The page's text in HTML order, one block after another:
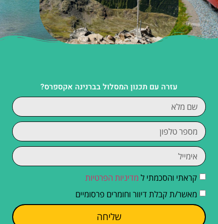
עזרה עם תכנון המסלול בברנינה אקספרס?
קראתי והסכמתי ל מדיניות הפרטיות
מאשר/ת קבלת דיוור וחומרים פרסומיים
שליחה